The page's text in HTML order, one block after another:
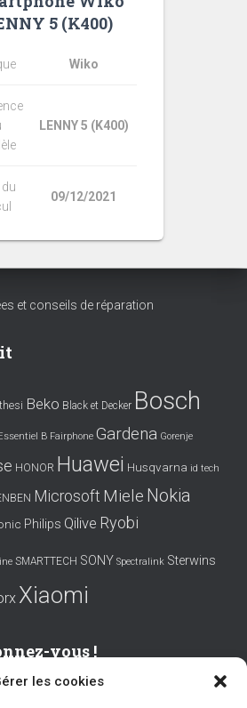
les cookies
5 (K400)
Wiko
LENNY 5 (K400)
du
09/12/2021
et conseils de réparation
Beko Black et Decker Bosch
B Fairphone Gardena Gorenje
HONOR Huawei Husqvarna id tech
Microsoft Miele Nokia
Philips Qilive Ryobi
SMARTTECH SONY Spectralink Sterwins
Xiaomi
vous !